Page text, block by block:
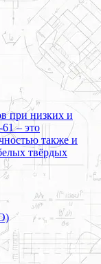
при низких и
– это
также и
твёрдых